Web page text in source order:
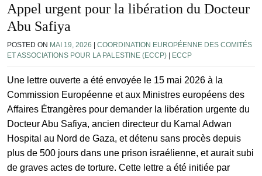
Appel urgent pour la libération du Docteur
Abu Safiya
POSTED ON MAI 19, 2026 | COORDINATION EUROPÉENNE DES COMITÉS
ET ASSOCIATIONS POUR LA PALESTINE (ECCP) | ECCP
Une lettre ouverte a été envoyée le 15 mai 2026 à la
Commission Européenne et aux Ministres européens des
Affaires Étrangères pour demander la libération urgente du
Docteur Abu Safiya, ancien directeur du Kamal Adwan
Hospital au Nord de Gaza, et détenu sans procès depuis
plus de 500 jours dans une prison israélienne, et aurait subi
de graves actes de torture. Cette lettre a été initiée par